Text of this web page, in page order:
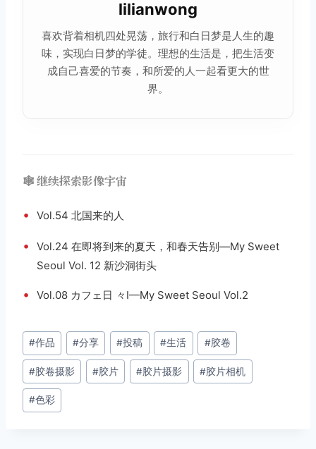
lilianwong
喜欢背着相机四处晃荡，旅行和白日梦是人生的趣
味，实现白日梦的学徒。理想的生活是，把生活变
成自己喜爱的节奏，和所爱的人一起看更大的世
界。
🕸️ 继续探索影像宇宙
• Vol.54 北国来的人
•
Vol.24 在即将到来的夏天，和春天告别—My Sweet
Seoul Vol. 12 新沙洞街头
• Vol.08 カフェ日 々I—My Sweet Seoul Vol.2
文
章
标
签：
#作品 #分享 #投稿 #生活 #胶卷
#胶卷摄影 #胶片 #胶片摄影 #胶片相机
#色彩